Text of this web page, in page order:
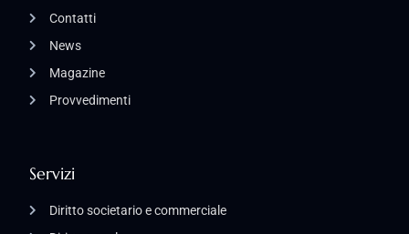
Servizi
Diritto societario e commerciale
Contatti
News
Magazine
Provvedimenti